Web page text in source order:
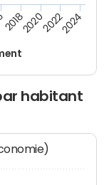
2018202020222024
habitant